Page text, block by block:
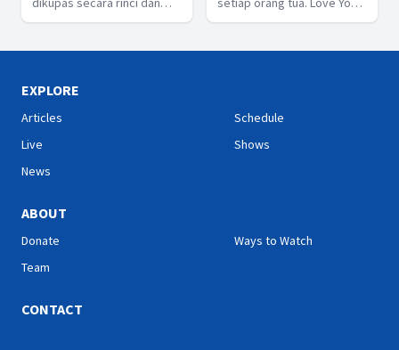
Tuhan dalam Alkitab.
dibawakan oleh Praktisi
Child hadir untuk
dan menyanyangi anak.
EXPLORE
Articles
Live
News
Schedule
Shows
ABOUT
Donate
Team
Ways to Watch
CONTACT